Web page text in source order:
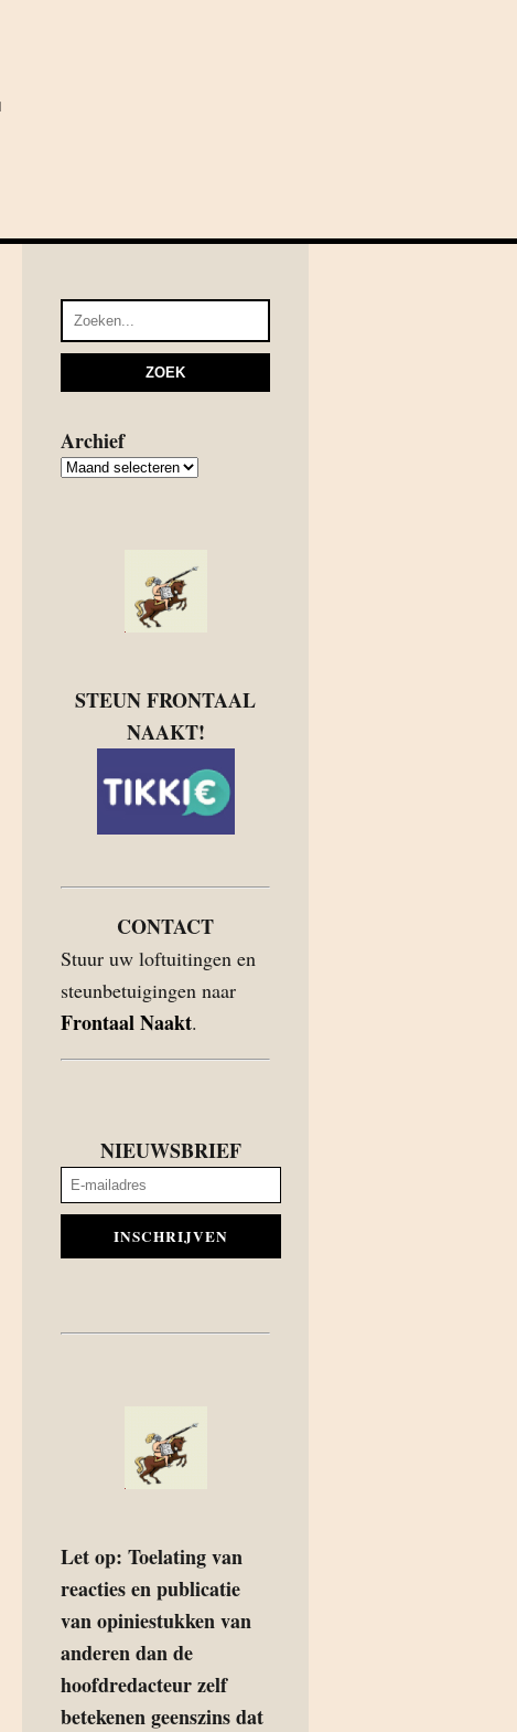
Archief
Archief
STEUN FRONTAAL
NAAKT!
CONTACT
Stuur uw loftuitingen en
steunbetuigingen naar
Frontaal Naakt.
NIEUWSBRIEF
INSCHRIJVEN
Let op: Toelating van
reacties en publicatie
van opiniestukken van
anderen dan de
hoofdredacteur zelf
betekenen geenszins dat